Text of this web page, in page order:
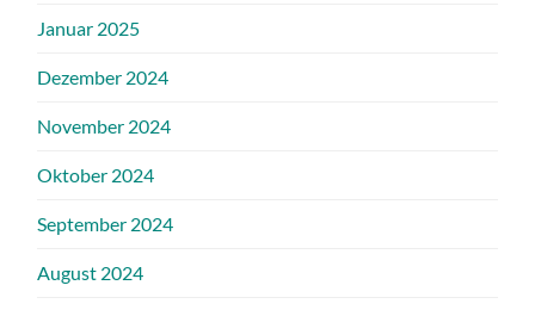
Januar 2025
Dezember 2024
November 2024
Oktober 2024
September 2024
August 2024